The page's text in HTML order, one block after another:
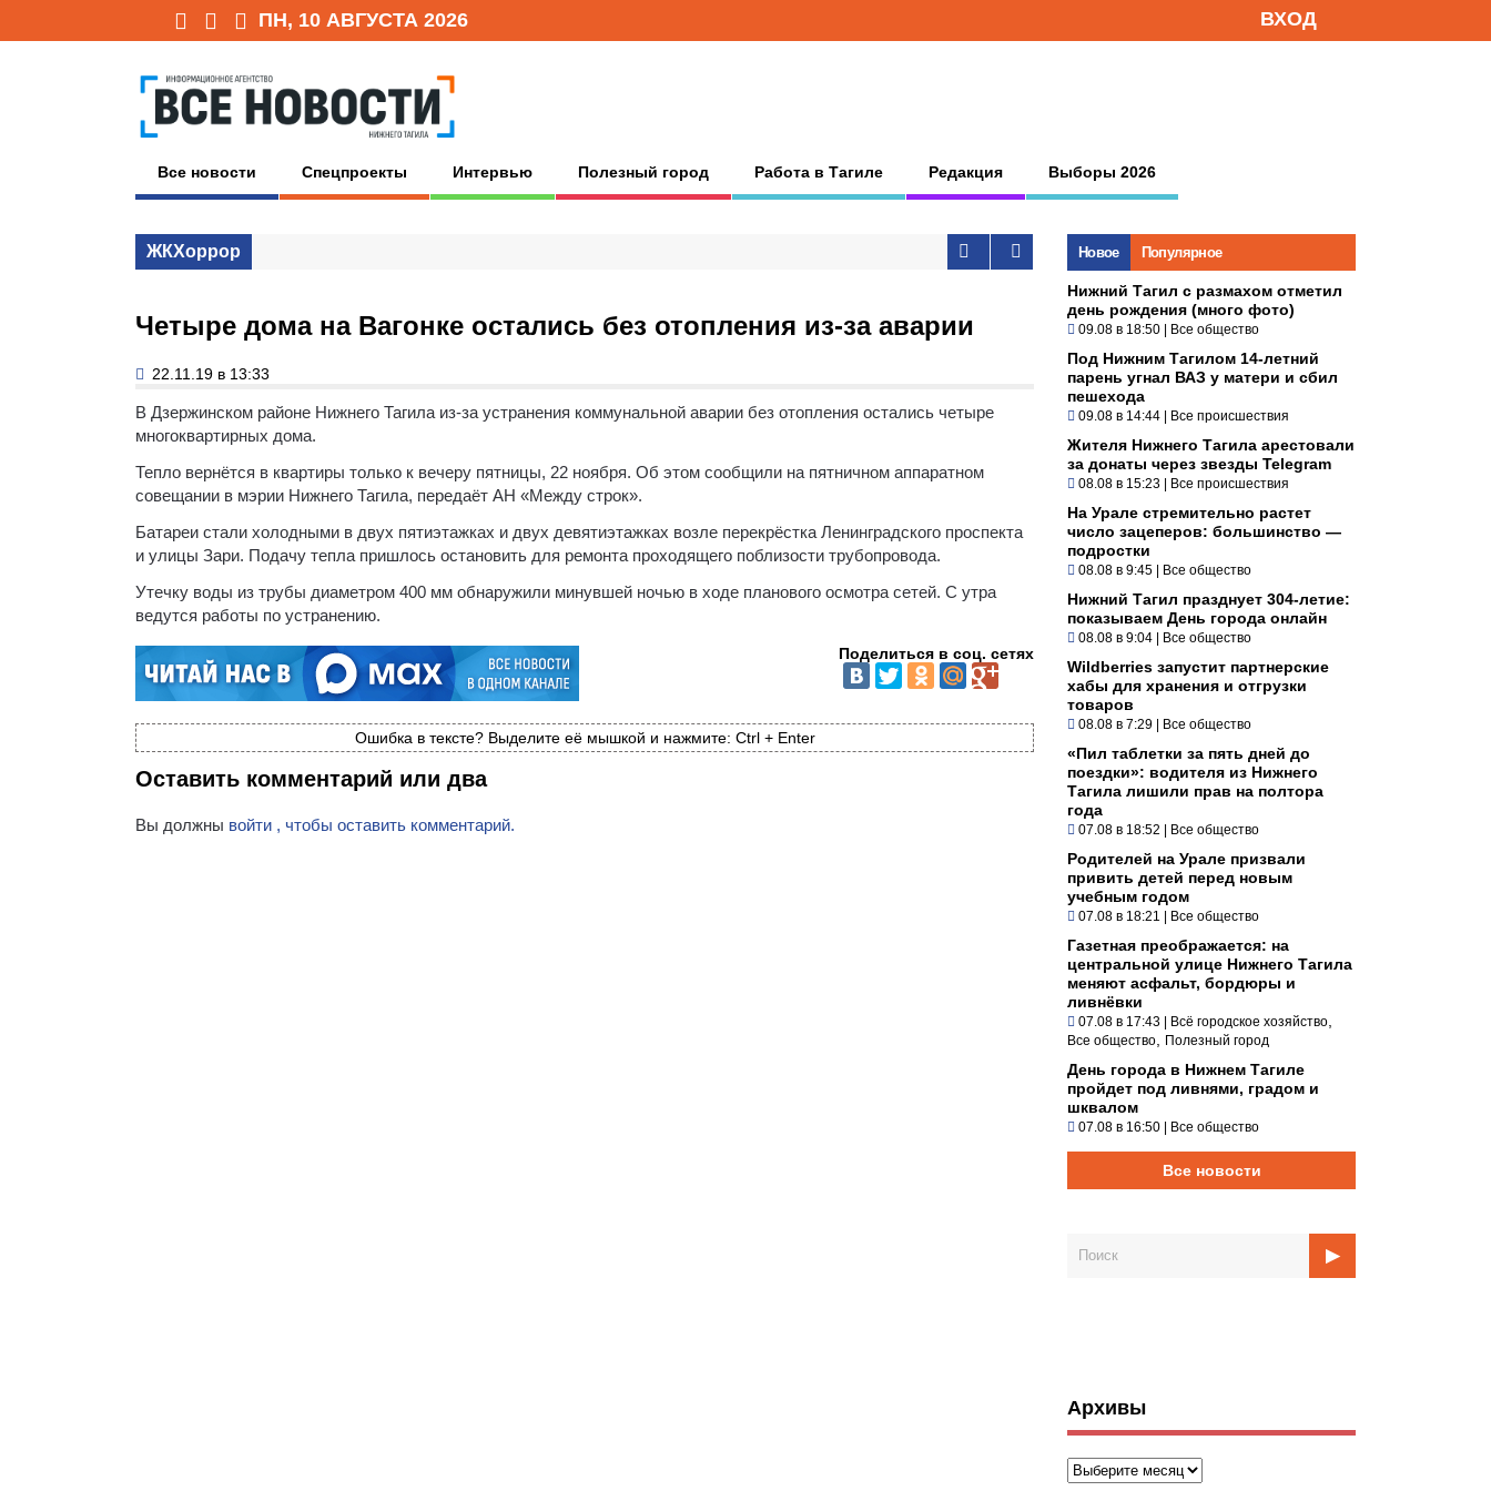
ПН, 10 АВГУСТА 2026 ВХОД
Все новости Спецпроекты Интервью Полезный город Работа в Тагиле Редакция Выборы 2026
ЖКХоррор
Четыре дома на Вагонке остались без отопления из-за аварии
22.11.19 в 13:33
В Дзержинском районе Нижнего Тагила из-за устранения коммунальной аварии без отопления остались четыре
многоквартирных дома.
Тепло вернётся в квартиры только к вечеру пятницы, 22 ноября. Об этом сообщили на пятничном аппаратном
совещании в мэрии Нижнего Тагила, передаёт АН «Между строк».
Батареи стали холодными в двух пятиэтажках и двух девятиэтажках возле перекрёстка Ленинградского проспекта
и улицы Зари. Подачу тепла пришлось остановить для ремонта проходящего поблизости трубопровода.
Утечку воды из трубы диаметром 400 мм обнаружили минувшей ночью в ходе планового осмотра сетей. С утра
ведутся работы по устранению.
Поделиться в соц. сетях
Ошибка в тексте? Выделите её мышкой и нажмите: Ctrl + Enter
Оставить комментарий или два
Вы должны войти , чтобы оставить комментарий.
Новое Популярное
Нижний Тагил с размахом отметил
день рождения (много фото)
09.08 в 18:50 | Все общество
Под Нижним Тагилом 14-летний
парень угнал ВАЗ у матери и сбил
пешехода
09.08 в 14:44 | Все происшествия
Жителя Нижнего Тагила арестовали
за донаты через звезды Telegram
08.08 в 15:23 | Все происшествия
На Урале стремительно растет
число зацеперов: большинство —
подростки
08.08 в 9:45 | Все общество
Нижний Тагил празднует 304-летие:
показываем День города онлайн
08.08 в 9:04 | Все общество
Wildberries запустит партнерские
хабы для хранения и отгрузки
товаров
08.08 в 7:29 | Все общество
«Пил таблетки за пять дней до
поездки»: водителя из Нижнего
Тагила лишили прав на полтора
года
07.08 в 18:52 | Все общество
Родителей на Урале призвали
привить детей перед новым
учебным годом
07.08 в 18:21 | Все общество
Газетная преображается: на
центральной улице Нижнего Тагила
меняют асфальт, бордюры и
ливнёвки
07.08 в 17:43 | Всё городское хозяйство
Все общество Полезный город
День города в Нижнем Тагиле
пройдет под ливнями, градом и
шквалом
07.08 в 16:50 | Все общество
Все новости
Архивы
Архивы